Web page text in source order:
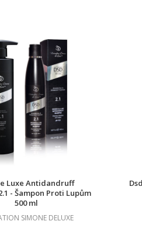
Luxe Antidandruff
- Šampon Proti Lupům
500 ml
SIMONE DELUXE